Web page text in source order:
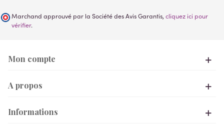
Marchand approuvé par la Société des Avis Garantis, cliquez ici pour
vérifier.
Mon compte
A propos
Informations